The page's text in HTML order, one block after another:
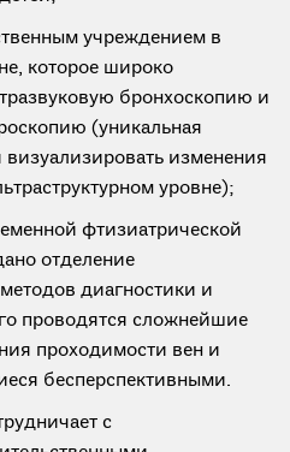
учреждением в
которое широко
бронхоскопию и
(уникальная
изменения
уровне);
фтизиатрической
отделение
диагностики и
проводятся сложнейшие
проходимости вен и
бесперспективными.
с